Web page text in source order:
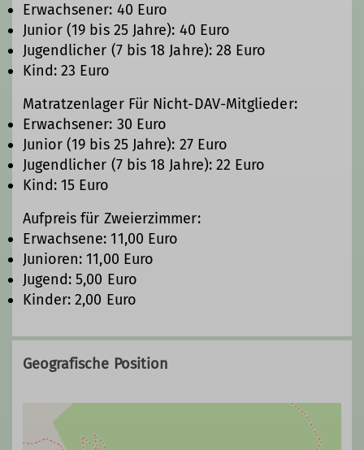
Erwachsener: 40 Euro
Junior (19 bis 25 Jahre): 40 Euro
Jugendlicher (7 bis 18 Jahre): 28 Euro
Kind: 23 Euro
Matratzenlager Für Nicht-DAV-Mitglieder:
Erwachsener: 30 Euro
Junior (19 bis 25 Jahre): 27 Euro
Jugendlicher (7 bis 18 Jahre): 22 Euro
Kind: 15 Euro
Aufpreis für Zweierzimmer:
Erwachsene: 11,00 Euro
Junioren: 11,00 Euro
Jugend: 5,00 Euro
Kinder: 2,00 Euro
Geografische Position